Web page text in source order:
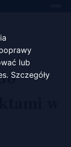
lub
Szczegóły
w